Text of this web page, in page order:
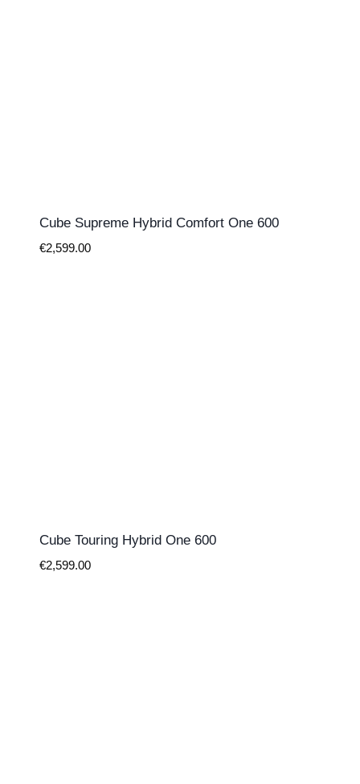
Cube Supreme Hybrid Comfort One 600
€2,599.00
Cube Touring Hybrid One 600
€2,599.00